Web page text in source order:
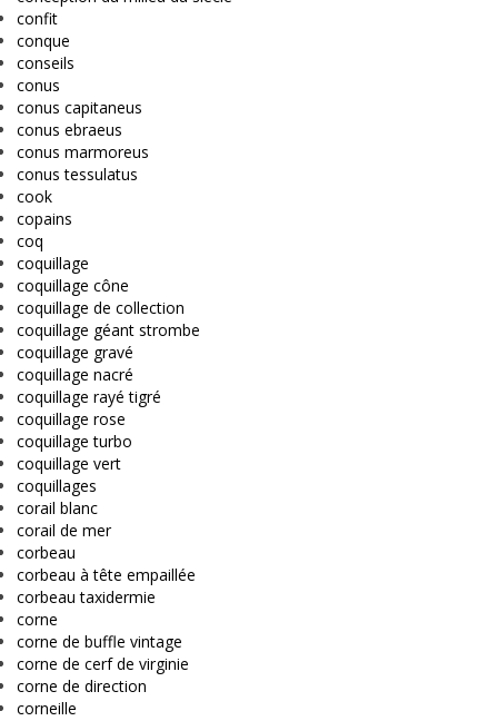
confit
conque
conseils
conus
conus capitaneus
conus ebraeus
conus marmoreus
conus tessulatus
cook
copains
coq
coquillage
coquillage cône
coquillage de collection
coquillage géant strombe
coquillage gravé
coquillage nacré
coquillage rayé tigré
coquillage rose
coquillage turbo
coquillage vert
coquillages
corail blanc
corail de mer
corbeau
corbeau à tête empaillée
corbeau taxidermie
corne
corne de buffle vintage
corne de cerf de virginie
corne de direction
corneille